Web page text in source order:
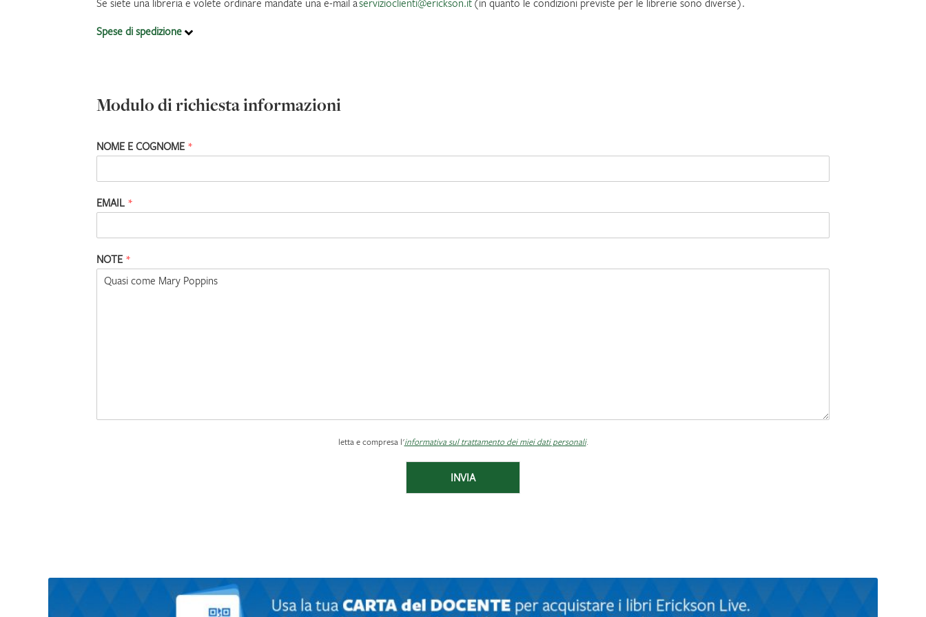
Spese di spedizione
Modulo di richiesta informazioni
NOME E COGNOME *
EMAIL *
NOTE *
letta e compresa l'informativa sul trattamento dei miei dati personali.
INVIA